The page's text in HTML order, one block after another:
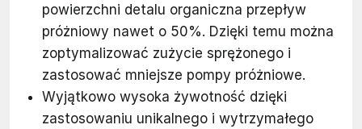
powierzchni detalu organiczna przepływ
próżniowy nawet o 50%. Dzięki temu można
zoptymalizować zużycie sprężonego i
zastosować mniejsze pompy próżniowe.
Wyjątkowo wysoka żywotność dzięki
zastosowaniu unikalnego i wytrzymałego